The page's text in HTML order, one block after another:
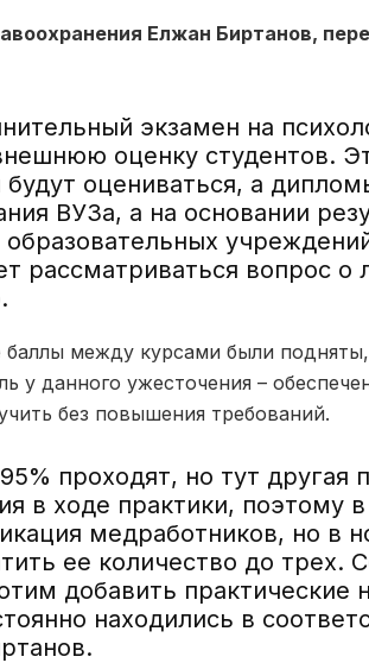
Елжан Биртанов,
экзамен на
оценку студентов.
оцениваться, а
ВУЗа, а на основании
рассматриваться вопрос о
между курсами были
у данного ужесточения –
без повышения требований.
проходят, но тут другая
в ходе практики, поэтому
медработников, но в
ее количество до трех.
добавить практические
находились в